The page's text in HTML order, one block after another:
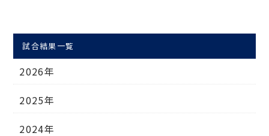
試合結果一覧
2026年
2025年
2024年